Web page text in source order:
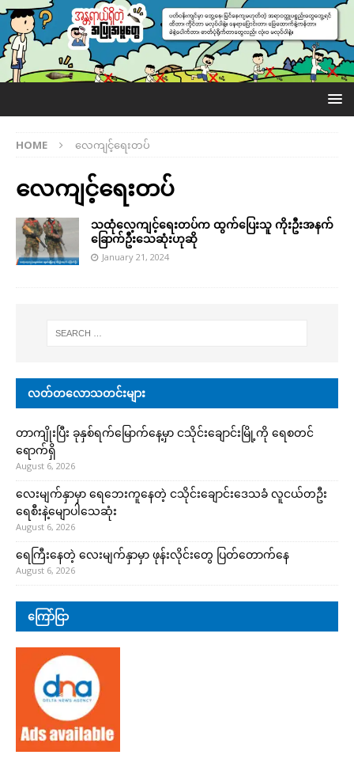
HOME လေကျင့်ရေးတပ်
လေကျင့်ရေးတပ်
သထုံလေ့ကျင့်ရေးတပ်က ထွက်ပြေးသူ ကိုးဦးအနက်
ခြောက်ဦးသေဆုံးဟုဆို
January 21, 2024
လတ်တလောသတင်းများ
တာကျိုးပြီး ခုနှစ်ရက်မြောက်နေ့မှာ ငသိုင်းချောင်းမြို့ကို ရေစတင်
ရောက်ရှိ
August 6, 2026
လေးမျက်နှာမှာ ရေဘေးကူနေတဲ့ ငသိုင်းချောင်းဒေသခံ လူငယ်တဦး
ရေစီးနဲ့မျောပါသေဆုံး
August 6, 2026
ရေကြီးနေတဲ့ လေးမျက်နှာမှာ ဖုန်းလိုင်းတွေ ပြတ်တောက်နေ
August 6, 2026
ကြော်ငြာ